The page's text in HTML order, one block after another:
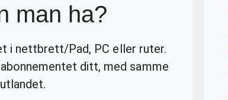
man ha?
i nettbrett/Pad, PC eller ruter.
ditt, med samme